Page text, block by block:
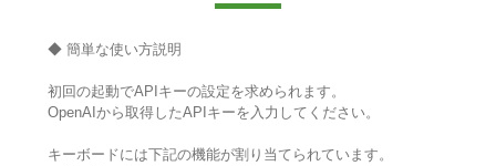
◆ 簡単な使い方説明
初回の起動でAPIキーの設定を求められます。
OpenAIから取得したAPIキーを入力してください。
キーボードには下記の機能が割り当てられています。